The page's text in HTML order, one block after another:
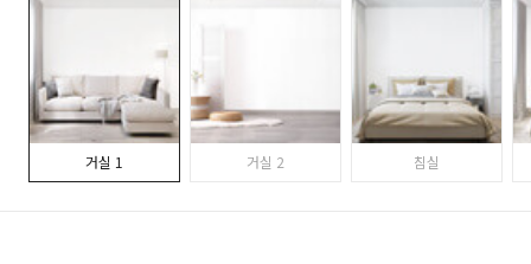
거실 1 거실 2 침실